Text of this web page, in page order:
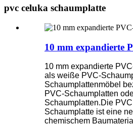
pvc celuka schaumplatte
10 mm expandierte
10 mm expandierte
als weiße PVC-
Schaumplattenmöbel
PVC-Schaumplatten
Schaumplatten.Die
Schaumplatte ist eine
chemischem